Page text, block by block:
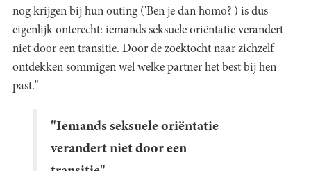
nog krijgen bij hun outing ('Ben je dan homo?') is dus
eigenlijk onterecht: iemands seksuele oriëntatie verandert
niet door een transitie. Door de zoektocht naar zichzelf
ontdekken sommigen wel welke partner het best bij hen
past."
"Iemands seksuele oriëntatie
verandert niet door een